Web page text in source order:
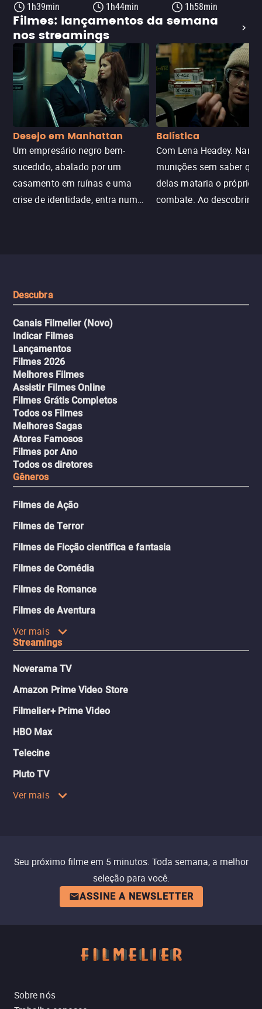
1h39min
1h44min
1h58min
Filmes: lançamentos da semana
nos streamings
Desejo em Manhattan
Um empresário negro bem-
sucedido, abalado por um
casamento em ruínas e uma
crise de identidade, entra num
Balística
Com Lena Headey.
munições sem saber
delas mataria o próprio
combate. Ao descobrir a
Descubra
Canais Filmelier (Novo)
Indicar Filmes
Lançamentos
Filmes 2026
Melhores Filmes
Assistir Filmes Online
Filmes Grátis Completos
Todos os Filmes
Melhores Sagas
Atores Famosos
Filmes por Ano
Todos os diretores
Gêneros
Filmes de Ação
Filmes de Terror
Filmes de Ficção científica e fantasia
Filmes de Comédia
Filmes de Romance
Filmes de Aventura
Ver mais
Streamings
Noverama TV
Amazon Prime Video Store
Filmelier+ Prime Video
HBO Max
Telecine
Pluto TV
Ver mais
Seu próximo filme em 5 minutos. Toda semana, a melhor
seleção para você.
ASSINE A NEWSLETTER
Sobre nós